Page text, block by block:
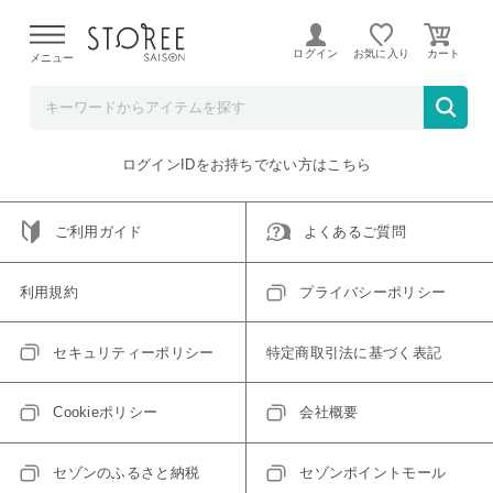
よる配送遅延が発生しております。
メニュー ログイン お気に入り
ご指定のアイテムは取り扱い終了、またはただいま取り扱い
トップへ戻る
ログインIDをお持ちでない方はこちら
ご利用ガイド よくあるご質問
利用規約 プライバシーポリシー
セキュリティーポリシー 特定商取引法に基づく表記
Cookieポリシー 会社概要
セゾンのふるさと納税 セゾンポイントモール